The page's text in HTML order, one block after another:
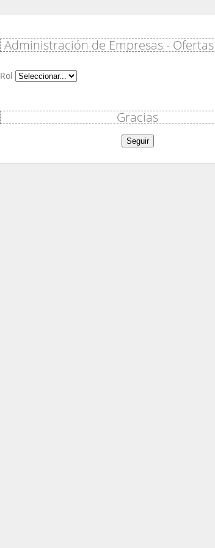
Administración de Empresas -
Rol
Gracias